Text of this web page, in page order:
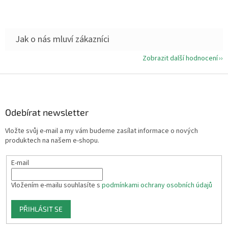
Zobrazit další hodnocení
Odebírat newsletter
Vložte svůj e-mail a my vám budeme zasílat informace o nových
produktech na našem e-shopu.
E-mail
Vložením e-mailu souhlasíte s podmínkami ochrany osobních údajů
PŘIHLÁSIT SE